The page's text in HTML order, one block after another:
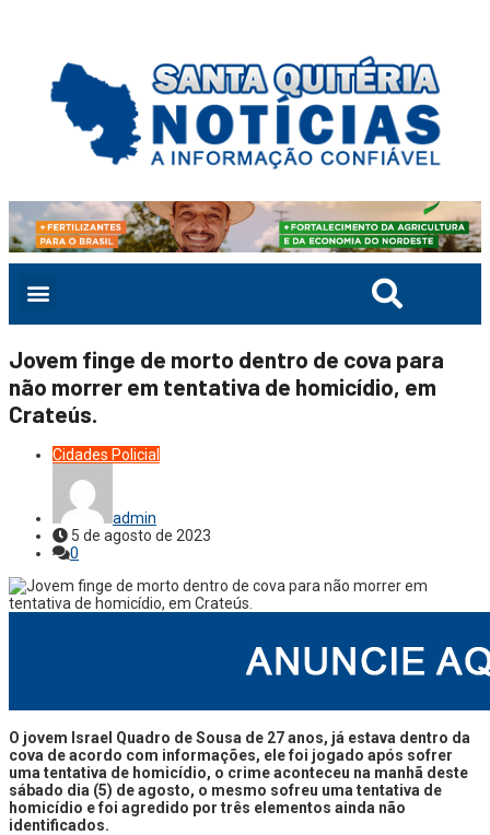
Jovem finge de morto dentro de cova para
não morrer em tentativa de homicídio, em
Crateús.
Cidades Policial
admin
5 de agosto de 2023
0
O jovem Israel Quadro de Sousa de 27 anos, já estava dentro da
cova de acordo com informações, ele foi jogado após sofrer
uma tentativa de homicídio, o crime aconteceu na manhã deste
sábado dia (5) de agosto, o mesmo sofreu uma tentativa de
homicídio e foi agredido por três elementos ainda não
identificados.